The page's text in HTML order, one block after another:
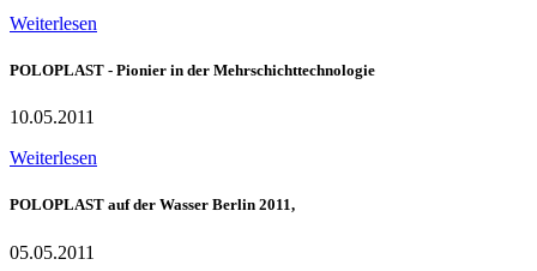
Weiterlesen
POLOPLAST - Pionier in der Mehrschichttechnologie
10.05.2011
Weiterlesen
POLOPLAST auf der Wasser Berlin 2011,
05.05.2011